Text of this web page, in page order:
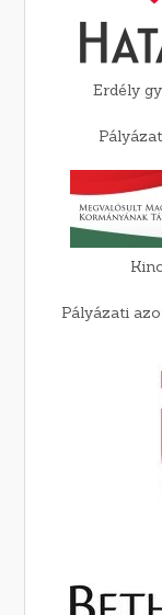
Erdély
Pályázati